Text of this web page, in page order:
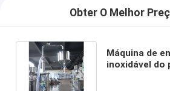
Obter O Melhor
Máquina de
inoxidável do